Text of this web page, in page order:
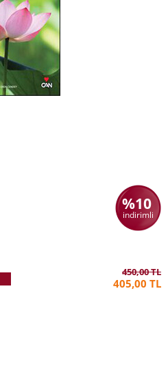
%10
indirimli
450,00 TL
405,00 TL